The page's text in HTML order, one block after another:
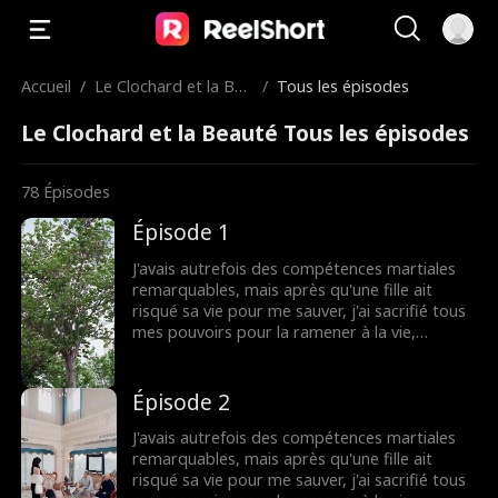
Accueil / Le Clochard et la Bea
/ Tous les épisodes
Le Clochard et la Beauté Tous les épisodes
78 Épisodes
Épisode 1
J'avais autrefois des compétences martiales
remarquables, mais après qu'une fille ait
risqué sa vie pour me sauver, j'ai sacrifié tous
mes pouvoirs pour la ramener à la vie,
pris pour mari et m'a protégé pendant trois
ans. Cependant, ma bêtise faisait de moi une
cible facile pour les brimades. Maintenant,
alors que sa famille la pousse à se marier par
intérêt, je retrouve soudainement mes
Épisode 2
J'avais autrefois des compétences martiales
remarquables, mais après qu'une fille ait
risqué sa vie pour me sauver, j'ai sacrifié tous